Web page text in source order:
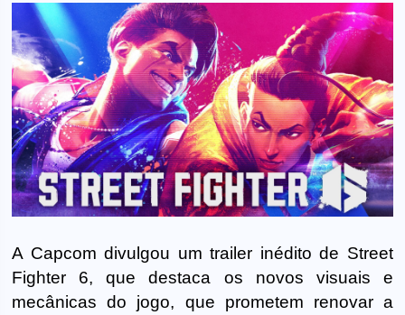
A Capcom divulgou um trailer inédito de Street
Fighter 6, que destaca os novos visuais e
mecânicas do jogo, que prometem renovar a